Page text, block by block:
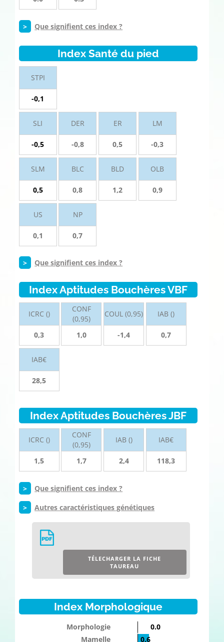
> Que signifient ces index ?
Index Santé du pied
STPI
-0,1
SLI
-0,5
DER
-0,8
ER
0,5
LM
-0,3
SLM
0,5
BLC
0,8
BLD
1,2
OLB
0,9
US
0,1
NP
0,7
> Que signifient ces index ?
Index Aptitudes Bouchères VBF
ICRC ()
0,3
CONF
(0,95)
1,0
COUL (0,95)
-1,4
IAB ()
0,7
IAB€
28,5
Index Aptitudes Bouchères JBF
ICRC ()
1,5
CONF
(0,95)
1,7
IAB ()
2,4
IAB€
118,3
> Que signifient ces index ?
> Autres caractéristiques génétiques
TÉLECHARGER LA FICHE
TAUREAU
Index Morphologique
Morphologie
0.0
Mamelle
0.6